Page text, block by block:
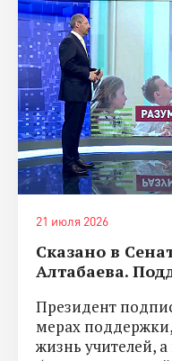
21 июля 2026
Сказано в
Алтабаева.
Президент
мерах
жизнь учителей,